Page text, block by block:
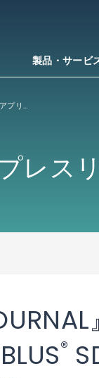
製品・サービ
アルクの『ENGLISH JOURNAL』アプリに EPUB対応電子書籍アプリ開発キット「PUBLUS
プレス
®